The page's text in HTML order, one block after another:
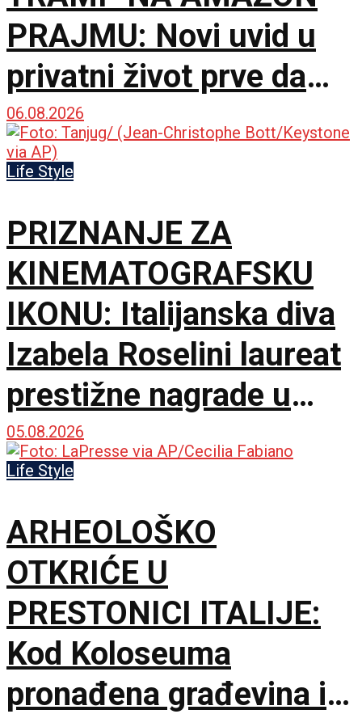
PRAJMU: Novi uvid u
privatni život prve dame
Amerike
06.08.2026
Life Style
PRIZNANJE ZA
KINEMATOGRAFSKU
IKONU: Italijanska diva
Izabela Roselini laureat
prestižne nagrade u
Švajcarskoj
05.08.2026
Life Style
ARHEOLOŠKO
OTKRIĆE U
PRESTONICI ITALIJE:
Kod Koloseuma
pronađena građevina iz